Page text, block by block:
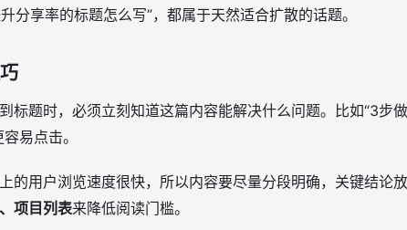
分享率的标题怎么写”，都属于天然适合扩散的话题。
标题时，必须立刻知道这篇内容能解决什么问题。比如“3步做
易点击。
的用户浏览速度很快，所以内容要尽量分段明确，关键结论
项目列表来降低阅读门槛。